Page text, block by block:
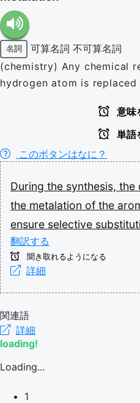
名詞 可算名詞 不可算名詞
(chemistry) Any chemical
hydrogen atom is
意味
単語
このボタンはなに？
During the synthesis, the
the metalation of the
ensure selective
翻訳する
聞き取れるようになる
詳細
関連語
詳細
loading!
Loading...
1